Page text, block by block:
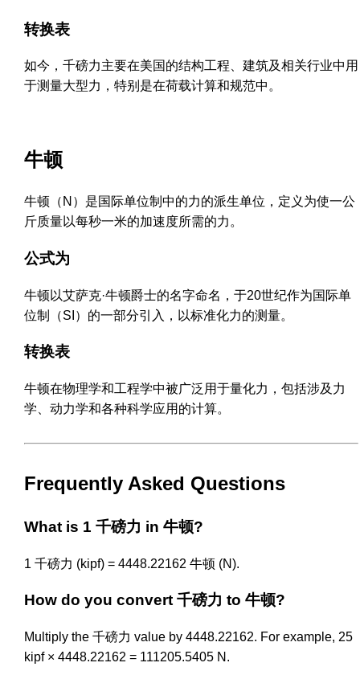
转换表
如今，千磅力主要在美国的结构工程、建筑及相关行业中用
于测量大型力，特别是在荷载计算和规范中。
牛顿
牛顿（N）是国际单位制中的力的派生单位，定义为使一公
斤质量以每秒一米的加速度所需的力。
公式为
牛顿以艾萨克·牛顿爵士的名字命名，于20世纪作为国际单
位制（SI）的一部分引入，以标准化力的测量。
转换表
牛顿在物理学和工程学中被广泛用于量化力，包括涉及力
学、动力学和各种科学应用的计算。
Frequently Asked Questions
What is 1 千磅力 in 牛顿?
1 千磅力 (kipf) = 4448.22162 牛顿 (N).
How do you convert 千磅力 to 牛顿?
Multiply the 千磅力 value by 4448.22162. For example, 25
kipf × 4448.22162 = 111205.5405 N.